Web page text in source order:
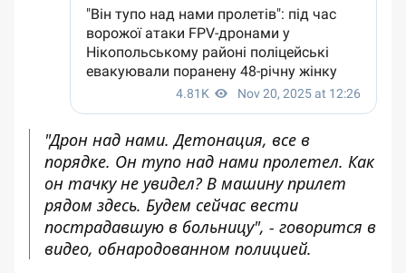
"Дрон над нами. Детонация, все в
порядке. Он тупо над нами пролетел. Как
он тачку не увидел? В машину прилет
рядом здесь. Будем сейчас вести
пострадавшую в больницу", - говорится в
видео, обнародованном полицией.